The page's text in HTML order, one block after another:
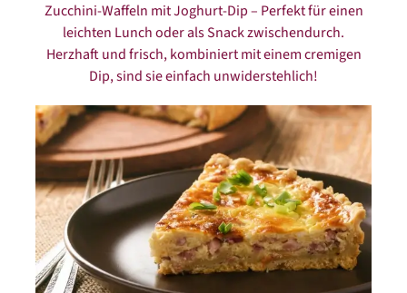
Zucchini-Waffeln mit Joghurt-Dip – Perfekt für einen
leichten Lunch oder als Snack zwischendurch.
Herzhaft und frisch, kombiniert mit einem cremigen
Dip, sind sie einfach unwiderstehlich!